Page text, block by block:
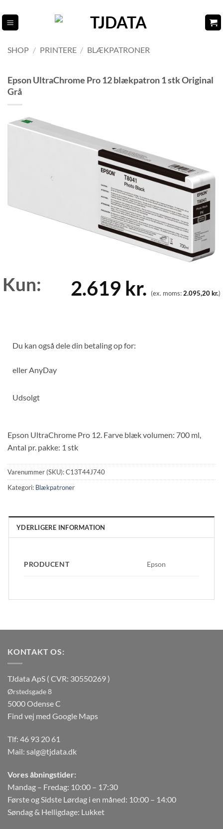
til
indhold
SHOP / PRINTERE / BLÆKPATRONER
Epson UltraChrome Pro 12 blækpatron 1 stk Original
Grå
Kun: 2.619 kr. (ex. moms:2.095,20kr.)
Du kan også dele din betaling op for:
eller AnyDay
Udsolgt
Epson UltraChrome Pro 12. Farve blæk volumen: 700 ml,
Antal pr. pakke: 1 stk
Varenummer (SKU):C13T44J740
Kategori: Blækpatroner
YDERLIGERE INFORMATION
PRODUCENT Epson
KONTAKT OS:
TJdata ApS ( CVR: 30550269 )
Ørstedsgade 8
5000 Odense C
Find vej med Google Maps
Tlf: 46 93 20 61
Mail: salg@tjdata.dk
Vores åbningstider:
Mandag – Fredag: 10:00 – 17:30
Første og Sidste Lørdag i en måned: 10:00 – 14:00
Søndag & Helligdage: Lukket